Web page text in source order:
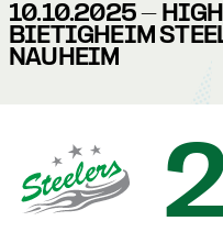
10.10.2025 -
BIETIGHEIM
NAUHEIM